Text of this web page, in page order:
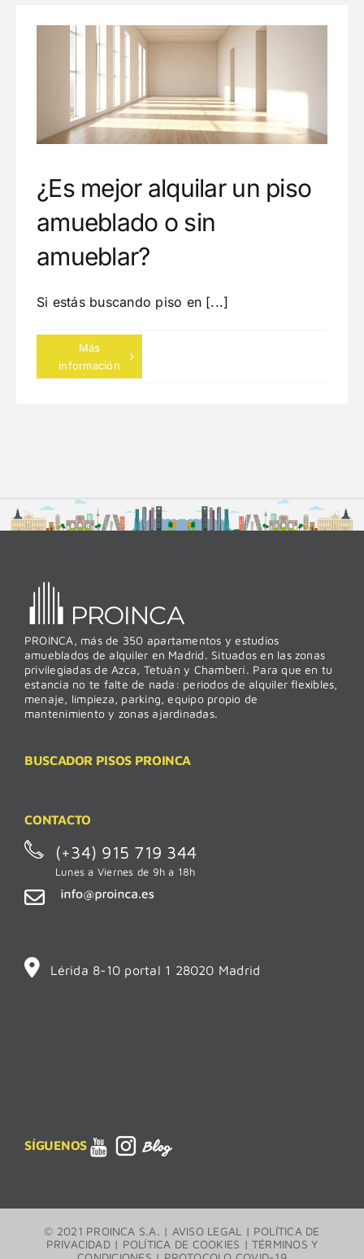
¿Es mejor alquilar un piso
amueblado o sin
amueblar?
Si estás buscando piso en [...]
Más
información
PROINCA, más de 350 apartamentos y estudios
amueblados de alquiler en Madrid. Situados en las zonas
privilegiadas de Azca, Tetuán y Chamberí. Para que en tu
estancia no te falte de nada: periodos de alquiler flexibles,
menaje, limpieza, parking, equipo propio de
mantenimiento y zonas ajardinadas.
BUSCADOR PISOS PROINCA
CONTACTO
(+34) 915 719 344
Lunes a Viernes de 9h a 18h
Lérida 8-10 portal 1 28020 Madrid
SÍGUENOS
© 2021 PROINCA S.A. | AVISO LEGAL | POLÍTICA DE
PRIVACIDAD| POLÍTICA DE COOKIES |TÉRMINOS Y